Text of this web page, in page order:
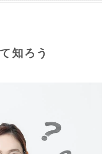
知ろう